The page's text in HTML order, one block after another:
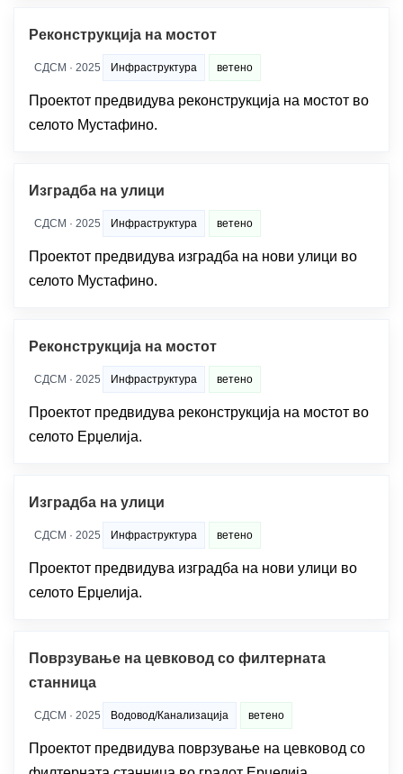
Реконструкција на мостот
СДСМ · 2025 Инфраструктура ветено
Проектот предвидува реконструкција на мостот во
селото Мустафино.
Изградба на улици
СДСМ · 2025 Инфраструктура ветено
Проектот предвидува изградба на нови улици во
селото Мустафино.
Реконструкција на мостот
СДСМ · 2025 Инфраструктура ветено
Проектот предвидува реконструкција на мостот во
селото Ерџелија.
Изградба на улици
СДСМ · 2025 Инфраструктура ветено
Проектот предвидува изградба на нови улици во
селото Ерџелија.
Поврзување на цевковод со филтерната
станница
СДСМ · 2025 Водовод/Канализација ветено
Проектот предвидува поврзување на цевковод со